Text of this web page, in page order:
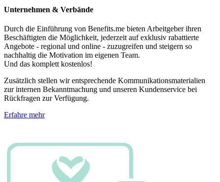
Unternehmen & Verbände
Durch die Einführung von Benefits.me bieten Arbeitgeber ihren
Beschäftigten die Möglichkeit, jederzeit auf exklusiv rabattierte
Angebote - regional und online - zuzugreifen und steigern so
nachhaltig die Motivation im eigenen Team.
Und das komplett kostenlos!
Zusätzlich stellen wir entsprechende Kommunikationsmaterialien
zur internen Bekanntmachung und unseren Kundenservice bei
Rückfragen zur Verfügung.
Erfahre mehr